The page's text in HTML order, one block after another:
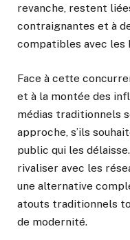
revanche, restent
contraignantes et à
compatibles avec les
Face à cette
et à la montée des
médias traditionnels
approche, s’ils
public qui les
rivaliser avec les
une alternative
atouts traditionnels
de modernité.